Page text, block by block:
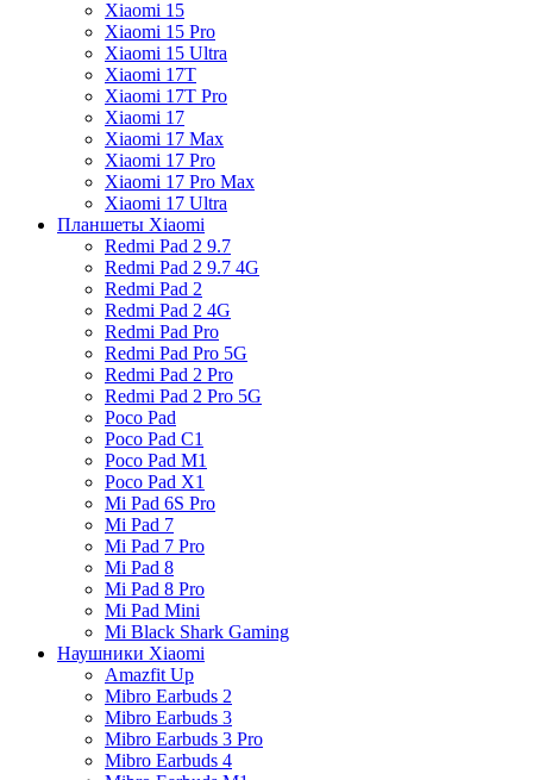
Xiaomi 15
Xiaomi 15 Pro
Xiaomi 15 Ultra
Xiaomi 17T
Xiaomi 17T Pro
Xiaomi 17
Xiaomi 17 Max
Xiaomi 17 Pro
Xiaomi 17 Pro Max
Xiaomi 17 Ultra
Планшеты Xiaomi
Redmi Pad 2 9.7
Redmi Pad 2 9.7 4G
Redmi Pad 2
Redmi Pad 2 4G
Redmi Pad Pro
Redmi Pad Pro 5G
Redmi Pad 2 Pro
Redmi Pad 2 Pro 5G
Poco Pad
Poco Pad C1
Poco Pad M1
Poco Pad X1
Mi Pad 6S Pro
Mi Pad 7
Mi Pad 7 Pro
Mi Pad 8
Mi Pad 8 Pro
Mi Pad Mini
Mi Black Shark Gaming
Наушники Xiaomi
Amazfit Up
Mibro Earbuds 2
Mibro Earbuds 3
Mibro Earbuds 3 Pro
Mibro Earbuds 4